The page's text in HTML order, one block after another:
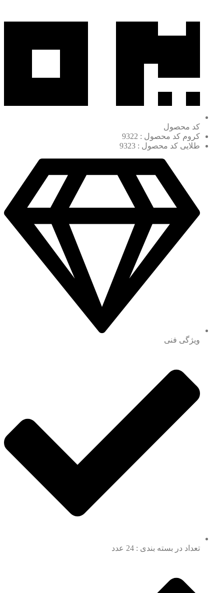
کد محصول
کروم کد محصول : 9322
طلایی کد محصول : 9323
ویژگی فنی
تعداد در بسته بندی : 24 عدد